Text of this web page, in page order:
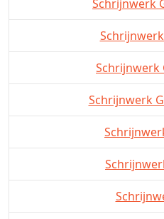
Schrijnwerk
Schrijnwerk
Schrijnwerk